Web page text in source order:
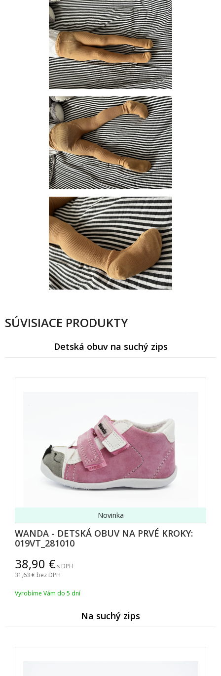
SÚVISIACE PRODUKTY
Detská obuv na suchý zips
WANDA - DETSKÁ OBUV NA PRVÉ KROKY:
019VT_281010
Novinka
38,90
s DPH
31,63 bez DPH
Vyrobíme Vám do 5 dní
Na suchý zips